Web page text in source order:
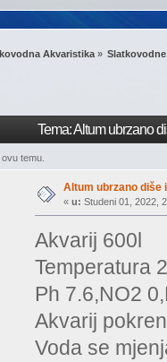
Akvaristika»
Tema: Altum ubrzano
temu.
Altum ubrzano diše
« u: Studeni 01, 2022,
Akvarij 600l
Temperatura
Ph 7.6,NO2
Akvarij
Voda se